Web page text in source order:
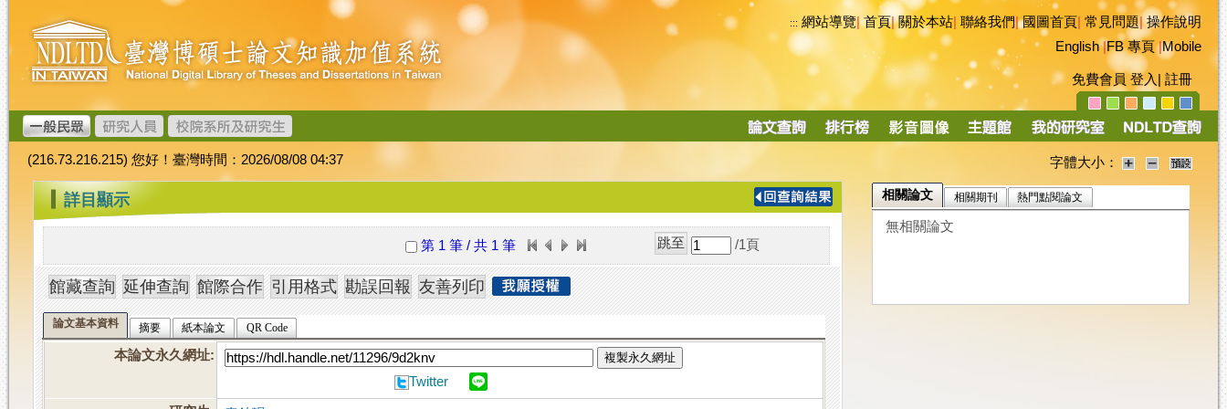
跳
到
主
要
內
容
臺
灣
博
碩
士
論
文
加
值
系
統
::: 網站導覽|首頁|關於本站 聯絡我們|國圖首頁 常見問題|操作說明
English|FB 專頁|Mobile
免費會員 登入 註冊
導
(216.73.216.215) 您好！臺灣時間：2026/08/08 04:37 字體大小：
::: 詳目顯示
第 1 筆 / 共 1 筆 /1 頁
論文基本資料 摘要 紙本論文 QR Code
本論文永久網址: 複製永久網址
Twitter
相關論文 相關期刊 熱門點閱論文
無相關論文